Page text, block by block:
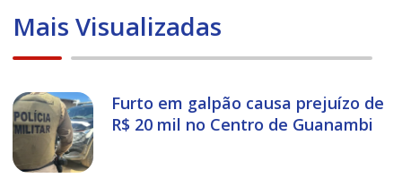
Mais Visualizadas
Furto em galpão causa prejuízo de
R$ 20 mil no Centro de Guanambi